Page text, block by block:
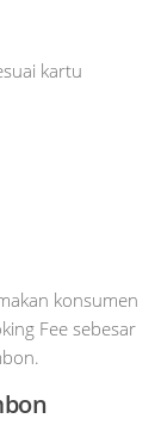
kartu
konsumen
Fee sebesar